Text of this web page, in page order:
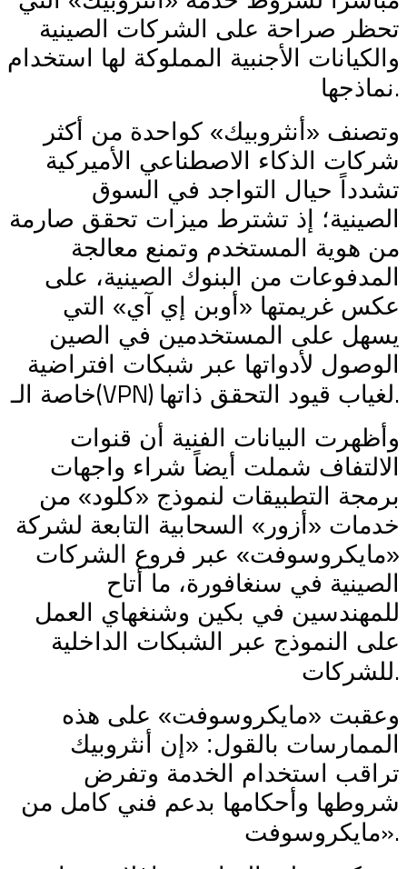
تحظر صراحة على الشركات الصينية
والكيانات الأجنبية المملوكة لها استخدام
نماذجها.
وتصنف «أنثروبيك» كواحدة من أكثر
شركات الذكاء الاصطناعي الأميركية
تشدداً حيال التواجد في السوق
الصينية؛ إذ تشترط ميزات تحقق صارمة
من هوية المستخدم وتمنع معالجة
المدفوعات من البنوك الصينية، على
عكس غريمتها «أوبن إي آي» التي
يسهل على المستخدمين في الصين
الوصول لأدواتها عبر شبكات افتراضية
خاصة الـ(VPN) لغياب قيود التحقق ذاتها.
وأظهرت البيانات الفنية أن قنوات
الالتفاف شملت أيضاً شراء واجهات
برمجة التطبيقات لنموذج «كلود» من
خدمات «أزور» السحابية التابعة لشركة
«مايكروسوفت» عبر فروع الشركات
الصينية في سنغافورة، ما أتاح
للمهندسين في بكين وشنغهاي العمل
على النموذج عبر الشبكات الداخلية
للشركات.
وعقبت «مايكروسوفت» على هذه
الممارسات بالقول: «إن أنثروبيك
تراقب استخدام الخدمة وتفرض
شروطها وأحكامها بدعم فني كامل من
مايكروسوفت».